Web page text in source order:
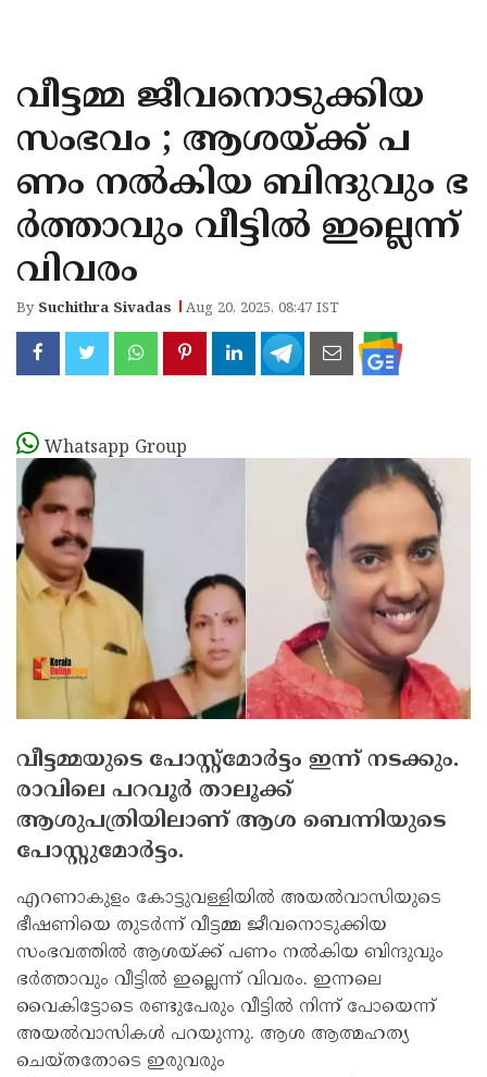
KANNUR
KASARAGOD
വീട്ടമ്മ ജീവനൊടുക്കിയ
സംഭവം ; ആശയ്ക്ക് പ
ണം നല്‍കിയ ബിന്ദുവും ഭ
ര്‍ത്താവും വീട്ടില്‍ ഇല്ലെന്ന്
വിവരം
By Suchithra Sivadas Aug 20, 2025, 08:47 IST
Whatsapp Group
വീട്ടമ്മയുടെ പോസ്റ്റ്‌മോര്‍ട്ടം ഇന്ന് നടക്കും.
രാവിലെ പറവൂര്‍ താലൂക്ക്
ആശുപത്രിയിലാണ് ആശ ബെന്നിയുടെ
പോസ്റ്റുമോര്‍ട്ടം.
എറണാകുളം കോട്ടുവള്ളിയില്‍ അയല്‍വാസിയുടെ
ഭീഷണിയെ തുടര്‍ന്ന് വീട്ടമ്മ ജീവനൊടുക്കിയ
സംഭവത്തില്‍ ആശയ്ക്ക് പണം നല്‍കിയ ബിന്ദുവും
ഭര്‍ത്താവും വീട്ടില്‍ ഇല്ലെന്ന് വിവരം. ഇന്നലെ
വൈകിട്ടോടെ രണ്ടുപേരും വീട്ടില്‍ നിന്ന് പോയെന്ന്
അയല്‍വാസികള്‍ പറയുന്നു. ആശ ആത്മഹത്യ
ചെയ്തതോടെ ഇരുവരും